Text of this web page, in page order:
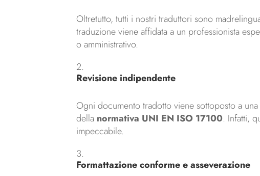
Oltretutto, tutti i nostri traduttori sono
traduzione viene affidata a un professionista
o amministrativo.
Revisione indipendente
Ogni documento tradotto viene sottoposto a una
della normativa UNI EN ISO 17100. Infatti,
impeccabile.
Formattazione conforme e asseverazione